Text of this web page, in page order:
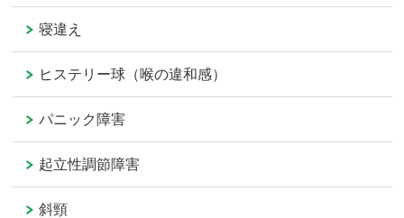
寝違え
ヒステリー球（喉の違和感）
パニック障害
起立性調節障害
斜頸